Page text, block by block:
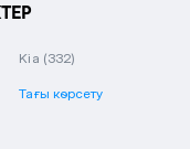
Kia (332)
Тағы көрсету